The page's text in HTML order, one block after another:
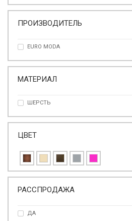
ПРОИЗВОДИТЕЛЬ
EURO MODA
МАТЕРИАЛ
ШЕРСТЬ
ЦВЕТ
РАССПРОДАЖА
ДА